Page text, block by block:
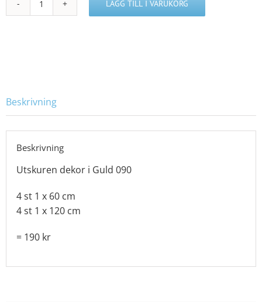
S46012282
LÄGG TILL I VARUKORG
Beskrivning
Beskrivning
Utskuren dekor i Guld 090
4 st 1 x 60 cm
4 st 1 x 120 cm
= 190 kr